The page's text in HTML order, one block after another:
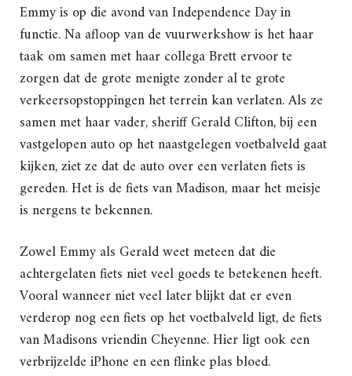
Emmy is op die avond van Independence Day in
functie. Na afloop van de vuurwerkshow is het haar
taak om samen met haar collega Brett ervoor te
zorgen dat de grote menigte zonder al te grote
verkeersopstoppingen het terrein kan verlaten. Als ze
samen met haar vader, sheriff Gerald Clifton, bij een
vastgelopen auto op het naastgelegen voetbalveld gaat
kijken, ziet ze dat de auto over een verlaten fiets is
gereden. Het is de fiets van Madison, maar het meisje
is nergens te bekennen.
Zowel Emmy als Gerald weet meteen dat die
achtergelaten fiets niet veel goeds te betekenen heeft.
Vooral wanneer niet veel later blijkt dat er even
verderop nog een fiets op het voetbalveld ligt, de fiets
van Madisons vriendin Cheyenne. Hier ligt ook een
verbrijzelde iPhone en een flinke plas bloed.